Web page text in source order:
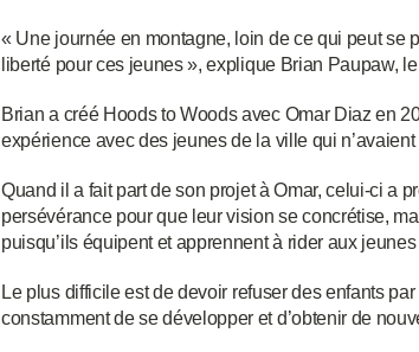
« Une journée en montagne, loin de ce qui peut se
liberté pour ces jeunes », explique Brian Paupaw,
Brian a créé Hoods to Woods avec Omar Diaz en
expérience avec des jeunes de la ville qui
Quand il a fait part de son projet à Omar, celui-ci a
persévérance pour que leur vision se concrétise,
puisqu’ils équipent et apprennent à rider aux
Le plus difficile est de devoir refuser des enfants
constamment de se développer et d’obtenir de